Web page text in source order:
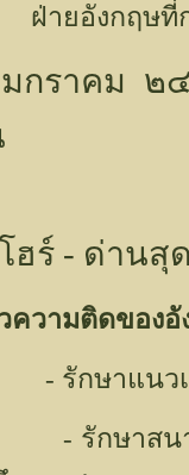
ยอังกฤษที่กว
กราคม ๒
ฮร์ - ด่านสุ
ความติดของอั
กษาแนวเอน
กษาสนามบิ